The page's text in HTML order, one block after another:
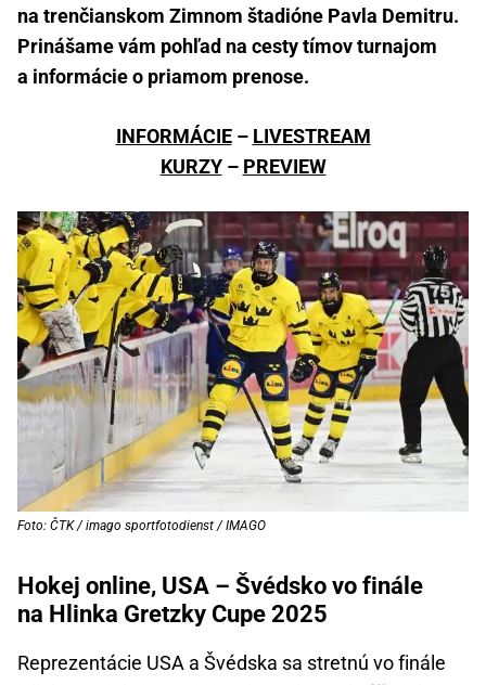
na trenčianskom Zimnom štadióne Pavla Demitru.
Prinášame vám pohľad na cesty tímov turnajom
a informácie o priamom prenose.
INFORMÁCIE– LIVESTREAM
KURZY– PREVIEW
Foto: ČTK / imago sportfotodienst / IMAGO
Hokej online, USA – Švédsko vo finále
na Hlinka Gretzky Cupe 2025
Reprezentácie USA a Švédska sa stretnú vo finále